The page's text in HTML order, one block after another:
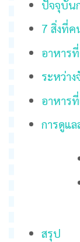
ปัจจุบัน
7 สิ่งที่
อาหาร
ระหว่า
อาหาร
การดูแ
สรุป